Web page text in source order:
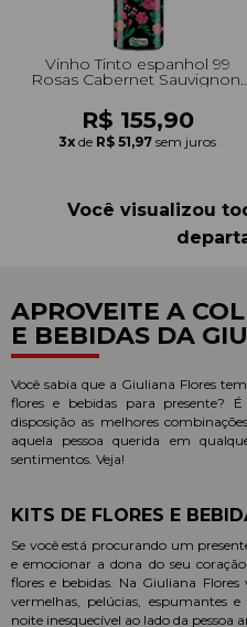
Vinho Tinto espanhol 99
Rosas Cabernet Sauvignonl
R$ 155,90
3x de R$ 51,97 sem juros
Você visualizou
APROVEITE A
E BEBIDAS DA
Você sabia que a Giuliana Flores
flores e bebidas para presente?
disposição as melhores
aquela pessoa querida em
sentimentos. Veja!
KITS DE FLORES E
Se você está procurando um
e emocionar a dona do seu
flores e bebidas. Na Giuliana
vermelhas, pelúcias, espumantes
noite inesquecível ao lado da pessoa